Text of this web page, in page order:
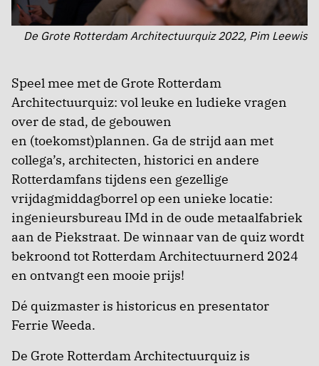
De Grote Rotterdam Architectuurquiz 2022, Pim Leewis
Speel mee met de Grote Rotterdam
Architectuurquiz: vol leuke en ludieke vragen
over de stad, de gebouwen
en (toekomst)plannen. Ga de strijd aan met
collega’s, architecten, historici en andere
Rotterdamfans tijdens een gezellige
vrijdagmiddagborrel op een unieke locatie:
ingenieursbureau IMd in de oude metaalfabriek
aan de Piekstraat. De winnaar van de quiz wordt
bekroond tot Rotterdam Architectuurnerd 2024
en ontvangt een mooie prijs!
Dé quizmaster is historicus en presentator
Ferrie Weeda.
De Grote Rotterdam Architectuurquiz is